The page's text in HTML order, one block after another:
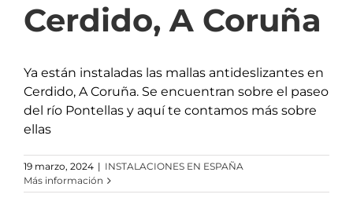
Cerdido, A Coruña
Ya están instaladas las mallas antideslizantes en
Cerdido, A Coruña. Se encuentran sobre el paseo
del río Pontellas y aquí te contamos más sobre
ellas
19 marzo, 2024 | INSTALACIONES EN ESPAÑA
Más información